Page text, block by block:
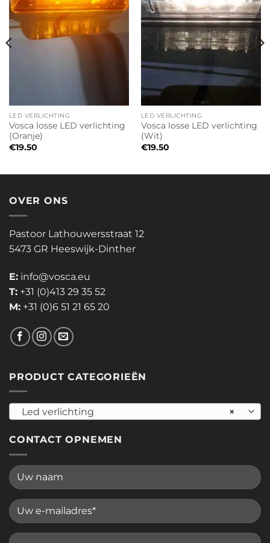
LED VERLICHTING
Vosca losse LED verlichting
(Oranje)
€19.50
LED VERLICHTING
Vosca losse LED verlichting
(Wit)
€19.50
OVER ONS
Pastoor Lathouwersstraat 12
5473 GR Heeswijk-Dinther
E: info@vosca.eu
T: +31 (0)413 29 35 52
M: +31 (0)6 51 21 65 20
PRODUCT CATEGORIEËN
×
Led verlichting
CONTACT OPNEMEN
Please leave this field empty.